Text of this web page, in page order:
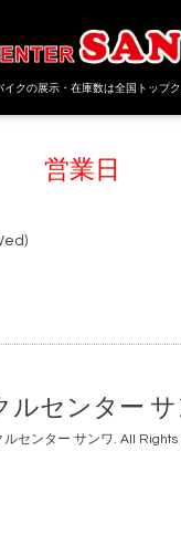
イクの展示・在庫数は全国トップク
営業日
ルセンター サ
ルセンター サンワ. All